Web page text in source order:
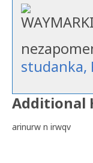
studanka,
Additional
arinurw n irwqv